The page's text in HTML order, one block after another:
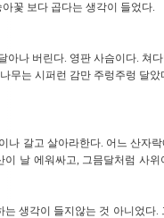
꽃 보다 곱다는 생각이 들었다.
아나 버린다. 영판 사슴이다. 쳐
무는 시퍼런 감만 주렁주렁 달았
나 갈고 살아라한다. 어느 산자
날 에워싸고, 그믐달처럼 사
생각이 들지않는 것 아니었다